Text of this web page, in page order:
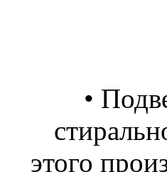
•
этого